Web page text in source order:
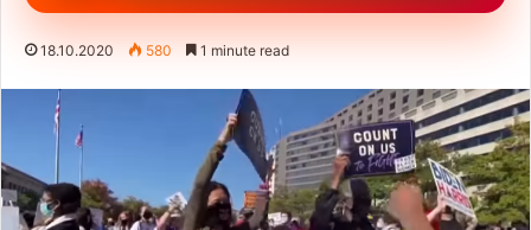
18.10.2020 580 1 minute read